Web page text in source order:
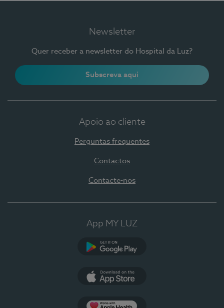
Newsletter
Quer receber a newsletter do Hospital da Luz?
Subscreva aqui
Apoio ao cliente
Perguntas frequentes
Contactos
Contacte-nos
App MY LUZ